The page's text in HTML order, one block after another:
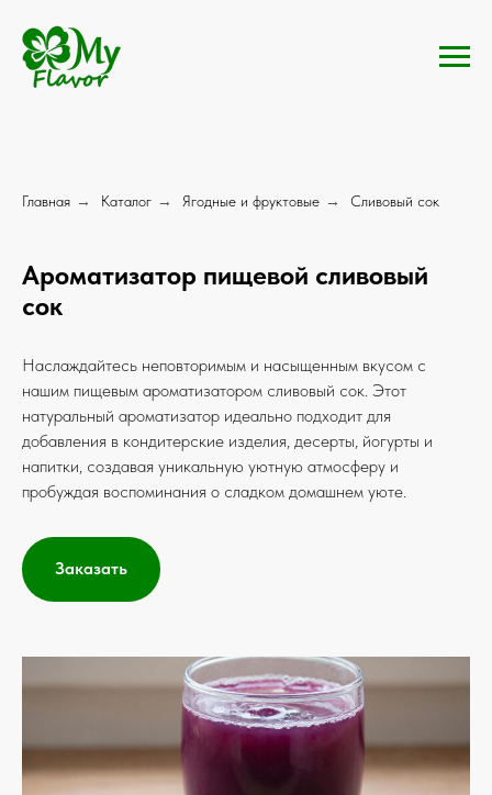
Главная → Каталог → Ягодные и фруктовые → Сливовый сок
Ароматизатор пищевой сливовый
сок
Наслаждайтесь неповторимым и насыщенным вкусом с
нашим пищевым ароматизатором сливовый сок. Этот
натуральный ароматизатор идеально подходит для
добавления в кондитерские изделия, десерты, йогурты и
напитки, создавая уникальную уютную атмосферу и
пробуждая воспоминания о сладком домашнем уюте.
Заказать